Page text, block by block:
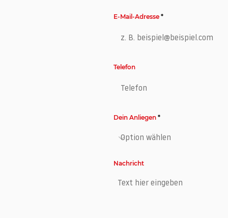
E-Mail-Adresse
Telefon
Dein Anliegen
Nachricht